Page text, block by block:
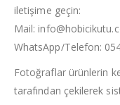
iletişime geçin:
Mail:
WhatsApp/Telefon:
Fotoğraflar ürünlerin
tarafından çekilerek